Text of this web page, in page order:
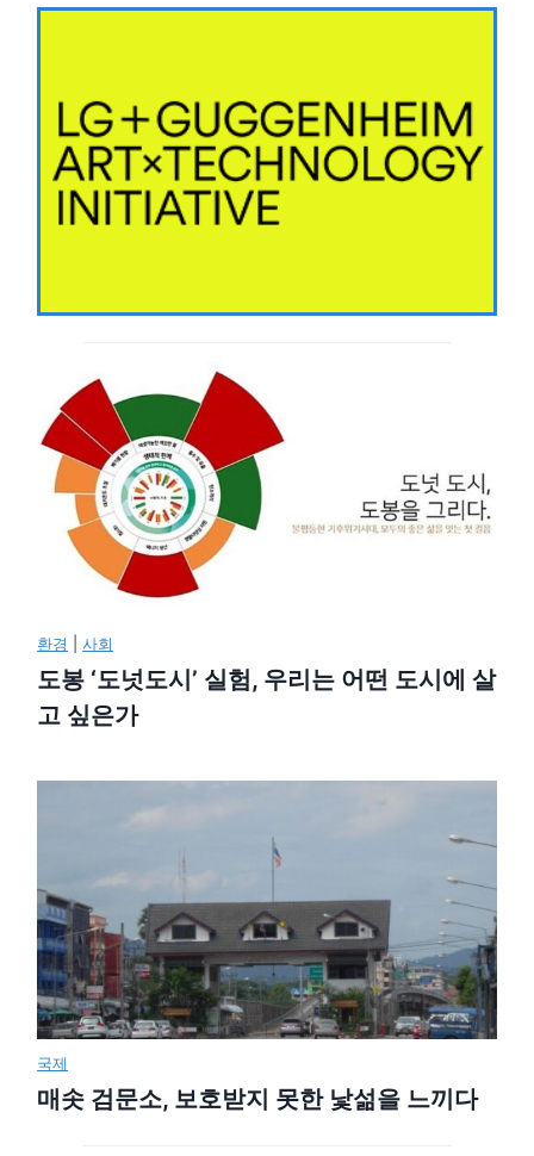
환경 |사회
도봉 ‘도넛도시’ 실험, 우리는 어떤 도시에 살
고 싶은가
국제
매솟 검문소, 보호받지 못한 낯섦을 느끼다